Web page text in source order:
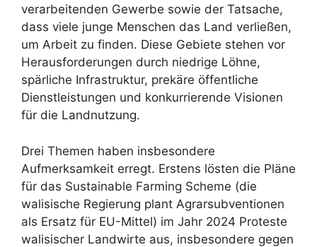
verarbeitenden Gewerbe sowie der Tatsache,
dass viele junge Menschen das Land verließen,
um Arbeit zu finden. Diese Gebiete stehen vor
Herausforderungen durch niedrige Löhne,
spärliche Infrastruktur, prekäre öffentliche
Dienstleistungen und konkurrierende Visionen
für die Landnutzung.
Drei Themen haben insbesondere
Aufmerksamkeit erregt. Erstens lösten die Pläne
für das Sustainable Farming Scheme (die
walisische Regierung plant Agrarsubventionen
als Ersatz für EU-Mittel) im Jahr 2024 Proteste
walisischer Landwirte aus, insbesondere gegen